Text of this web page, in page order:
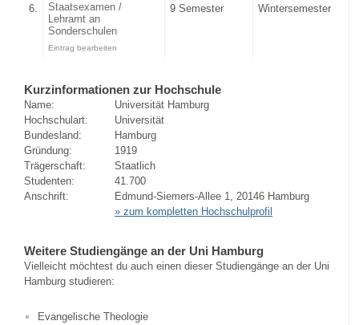
6.
Staatsexamen /
Lehramt an
Sonderschulen
Eintrag bearbeiten
9 Semester Wintersemester
Kurzinformationen zur Hochschule
Name:
Universität Hamburg
Hochschulart:
Universität
Bundesland:
Hamburg
Gründung:
1919
Trägerschaft:
Staatlich
Studenten:
41.700
Anschrift:
Edmund-Siemers-Allee 1, 20146 Hamburg
» zum kompletten Hochschulprofil
Weitere Studiengänge an der Uni Hamburg
Vielleicht möchtest du auch einen dieser Studiengänge an der Uni
Hamburg studieren:
Evangelische Theologie